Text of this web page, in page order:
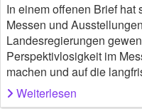
In einem offenen Brief hat
Messen und
Landesregierungen
Perspektivlosigkeit im
machen und auf die
Weiterlesen